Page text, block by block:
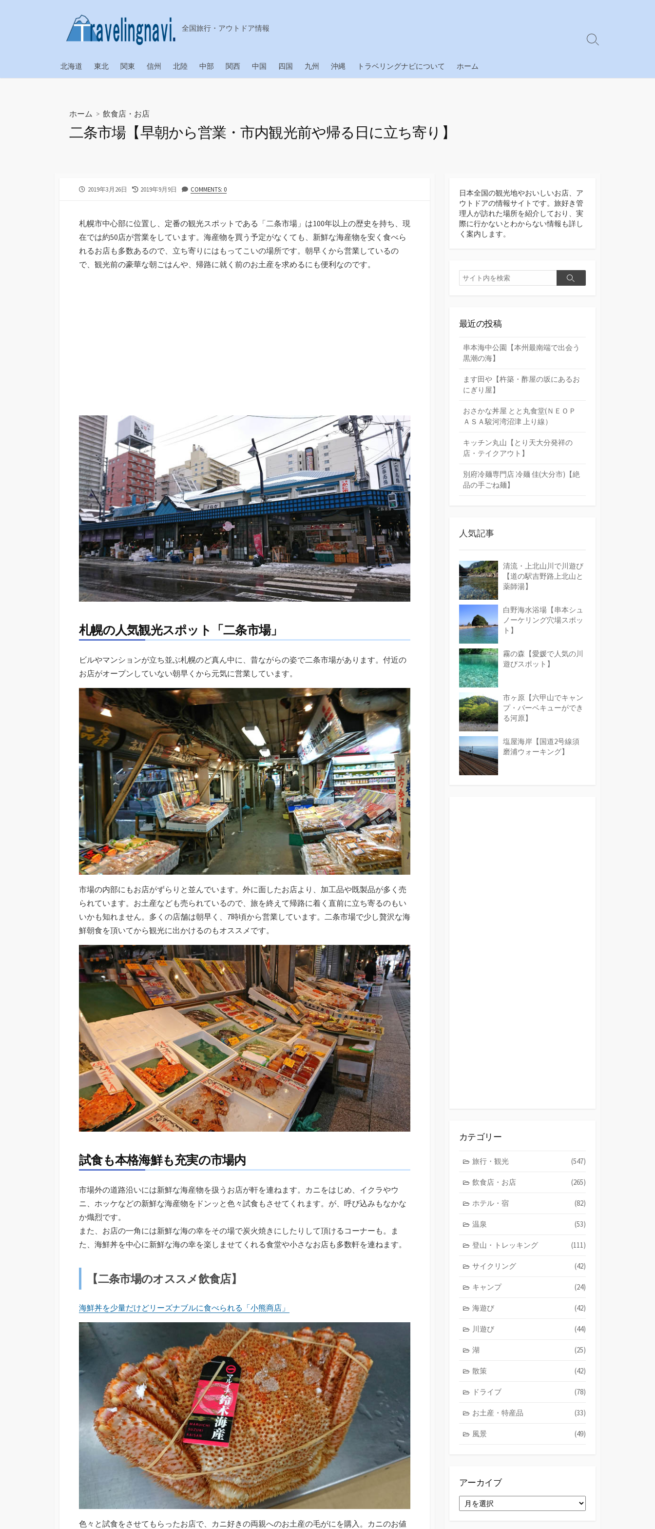
ス
全国旅行・アウトドア情報
北海道 東北 関東 信州 北陸 中部 関西 中国 四国 九州 沖縄 トラベリングナビについて ホーム
検
ホーム > 飲食店・お店
二条市場【早朝から営業・市内観光前や帰る日に立ち寄り】
公
2019年3月26日
最
日
2019年9月9日 COMMENTS: 0
札幌市中心部に位置し、定番の観光スポットである「二条市場」は100年以上の歴史を持ち、現
在では約50店が営業をしています。海産物を買う予定がなくても、新鮮な海産物を安く食べら
れるお店も多数あるので、立ち寄りにはもってこいの場所です。朝早くから営業しているの
で、観光前の豪華な朝ごはんや、帰路に就く前のお土産を求めるにも便利なのです。
札幌の人気観光スポット「二条市場」
ビルやマンションが立ち並ぶ札幌のど真ん中に、昔ながらの姿で二条市場があります。付近の
お店がオープンしていない朝早くから元気に営業しています。
市場の内部にもお店がずらりと並んでいます。外に面したお店より、加工品や既製品が多く売
られています。お土産なども売られているので、旅を終えて帰路に着く直前に立ち寄るのもい
いかも知れません。多くの店舗は朝早く、7時頃から営業しています。二条市場で少し贅沢な海
鮮朝食を頂いてから観光に出かけるのもオススメです。
試食も本格海鮮も充実の市場内
市場外の道路沿いには新鮮な海産物を扱うお店が軒を連ねます。カニをはじめ、イクラやウ
ニ、ホッケなどの新鮮な海産物をドンッと色々試食もさせてくれます。が、呼び込みもなかな
か熾烈です。
また、お店の一角には新鮮な海の幸をその場で炭火焼きにしたりして頂けるコーナーも。ま
た、海鮮丼を中心に新鮮な海の幸を楽しませてくれる食堂や小さなお店も多数軒を連ねます。
【二条市場のオススメ飲食店】
海鮮丼を少量だけどリーズナブルに食べられる「小熊商店」
色々と試食をさせてもらったお店で、カニ好きの両親へのお土産の毛がにを購入。カニのお値
日本全国の観光地やおいしいお店、ア
ウトドアの情報サイトです。旅好き管
理人が訪れた場所を紹介しており、実
際に行かないとわからない情報も詳し
く案内します。
検
索
検
最近の投稿
串本海中公園【本州最南端で出会う
黒潮の海】
ます田や【杵築・酢屋の坂にあるお
にぎり屋】
おさかな丼屋 とと丸食堂(ＮＥＯＰ
ＡＳＡ駿河湾沼津 上り線）
キッチン丸山【とり天大分発祥の
店・テイクアウト】
別府冷麺専門店 冷麺 佳(大分市)【絶
品の手ごね麺】
人気記事
清流・上北山川で川遊び
【道の駅吉野路上北山と
薬師湯】
白野海水浴場【串本シュ
ノーケリング穴場スポッ
ト】
霧の森【愛媛で人気の川
遊びスポット】
市ヶ原【六甲山でキャン
プ・バーベキューができ
る河原】
塩屋海岸【国道2号線須
磨浦ウォーキング】
カテゴリー
旅行・観光 (547)
飲食店・お店 (265)
ホテル・宿 (82)
温泉 (53)
登山・トレッキング (111)
サイクリング (42)
キャンプ (24)
海遊び (42)
川遊び (44)
湖 (25)
散策 (42)
ドライブ (78)
お土産・特産品 (33)
風景 (49)
アーカイブ
ー